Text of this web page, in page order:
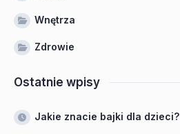
Wnętrza
Zdrowie
Ostatnie wpisy
Jakie znacie bajki dla dzieci?